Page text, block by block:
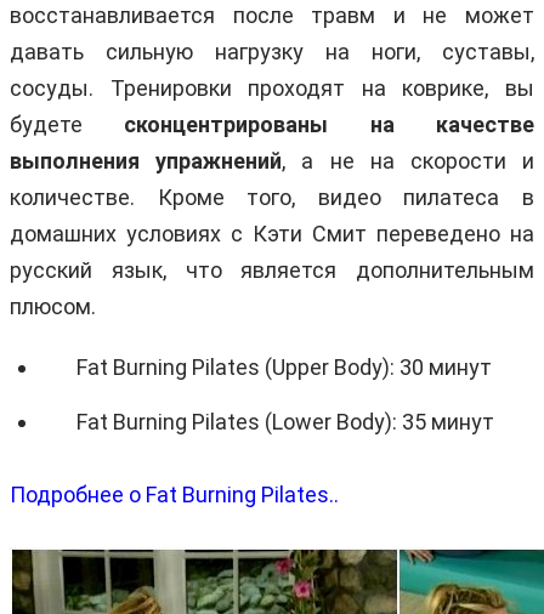
восстанавливается после травм и не может
давать сильную нагрузку на ноги, суставы,
сосуды. Тренировки проходят на коврике, вы
будете сконцентрированы на качестве
выполнения упражнений, а не на скорости и
количестве. Кроме того, видео пилатеса в
домашних условиях с Кэти Смит переведено на
русский язык, что является дополнительным
плюсом.
Fat Burning Pilates (Upper Body): 30 минут
Fat Burning Pilates (Lower Body): 35 минут
Подробнее о Fat Burning Pilates..